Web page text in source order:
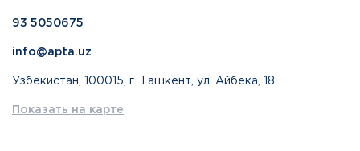
93 5050675
info@apta.uz
Узбекистан, 100015, г. Ташкент, ул. Айбека, 18.
Показать на карте